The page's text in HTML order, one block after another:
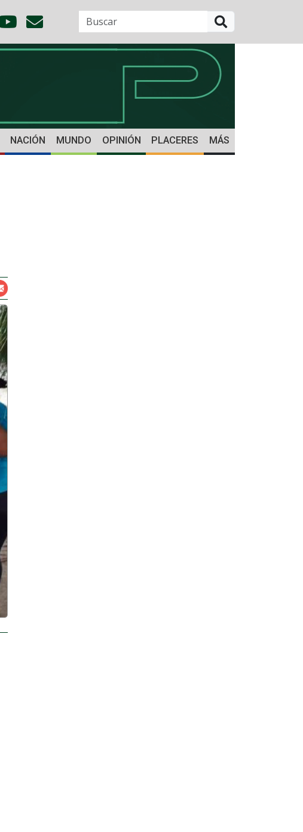
NACIÓN MUNDO OPINIÓN PLACERES MÁS